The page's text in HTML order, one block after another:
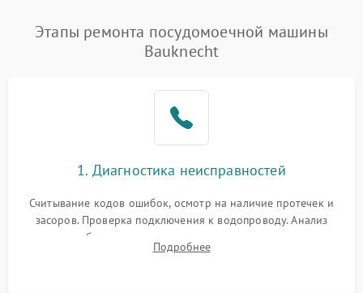
Проблемы с набором
воды
1800 ₽ Подробнее →
1700 ₽
циркуляционным насосом
2100 ₽ Подробнее →
Этапы ремонта посудомоечной машины
Bauknecht
1. Диагностика неисправностей
Считывание кодов ошибок, осмотр на наличие протечек и
засоров. Проверка подключения к водопроводу. Анализ
жалоб на отсутствие слива, нагрева, вращения
разбрызгивателей или срабатывание системы защиты
Подробнее